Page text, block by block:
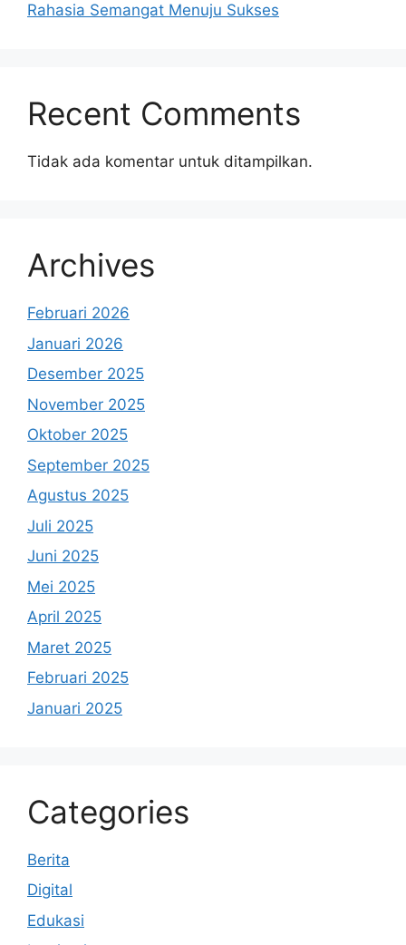
Rahasia Semangat Menuju Sukses
Recent Comments
Tidak ada komentar untuk ditampilkan.
Archives
Februari 2026
Januari 2026
Desember 2025
November 2025
Oktober 2025
September 2025
Agustus 2025
Juli 2025
Juni 2025
Mei 2025
April 2025
Maret 2025
Februari 2025
Januari 2025
Categories
Berita
Digital
Edukasi